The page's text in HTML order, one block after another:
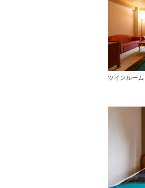
ツインルーム